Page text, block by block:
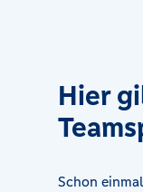
Julius-
Filiale
Hier
Schon